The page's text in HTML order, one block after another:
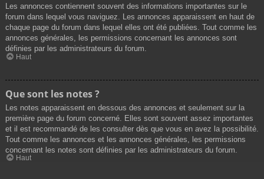
Les annonces contiennent souvent des informations importantes sur le
forum dans lequel vous naviguez. Les annonces apparaissent en haut de
chaque page du forum dans lequel elles ont été publiées. Tout comme les
annonces générales, les permissions concernant les annonces sont
définies par les administrateurs du forum.
Haut
Que sont les notes ?
Les notes apparaissent en dessous des annonces et seulement sur la
première page du forum concerné. Elles sont souvent assez importantes
et il est recommandé de les consulter dès que vous en avez la possibilité.
Tout comme les annonces et les annonces générales, les permissions
concernant les notes sont définies par les administrateurs du forum.
Haut